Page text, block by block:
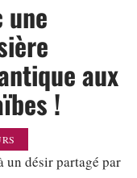
une
aux
!
un désir partagé par